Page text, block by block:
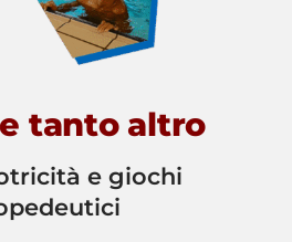
tanto altro
e giochi